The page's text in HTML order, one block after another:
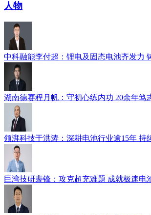
人物
中科融能李付超：锂电及固态电池齐发力
湖南德赛程月帆：守初心练内功 20余年笃
领湃科技于洪涛：深耕电池行业逾15年 持
巨湾技研裴锋：攻克超充难题 成就极速电